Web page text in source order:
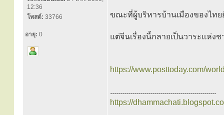
12:36
โพสต์: 33766
อายุ: 0
ขณะที่ผู้บริหารบ้านเมืองของไทย
แต่จีนเรื่องนี้กลายเป็นวาระแห่ง
https://www.posttoday.com/
.....................................................
https://